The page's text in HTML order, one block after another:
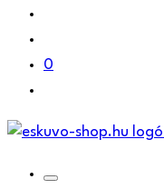
0